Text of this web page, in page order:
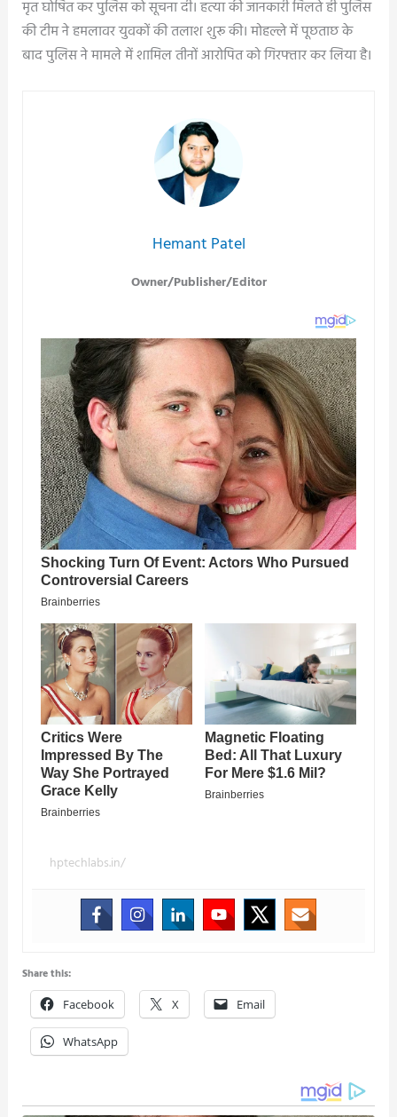
मृत घोषित कर पुलिस को सूचना दी। हत्या की जानकारी मिलते ही पुलिस
की टीम ने हमलावर युवकों की तलाश शुरू की। मोहल्ले में पूछताछ के
बाद पुलिस ने मामले में शामिल तीनों आरोपित को गिरफ्तार कर लिया है।
Hemant Patel
Owner/Publisher/Editor
hptechlabs.in/
Share this:
Facebook X Email
WhatsApp